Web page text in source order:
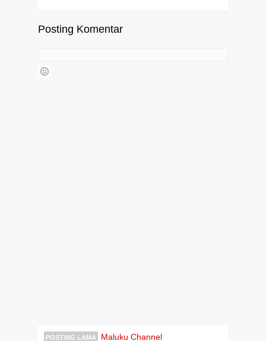
Posting Komentar
POSTING LAMA Maluku Channel